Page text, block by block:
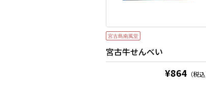
宮古牛せんべい
¥864 （税込